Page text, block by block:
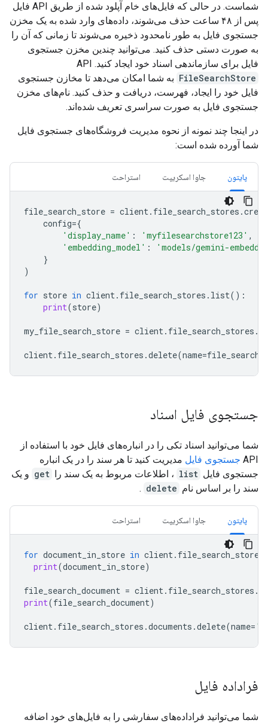
شماست. در حالی که فایل‌های خام آپلود شده از طریق API فایل
پس از ۴۸ ساعت حذف می‌شوند، داده‌های وارد شده به یک مخزن
جستجوی فایل به طور نامحدود ذخیره می‌شوند تا زمانی که آن را
به صورت دستی حذف کنید. می‌توانید چندین مخزن جستجوی
فایل برای سازماندهی اسناد خود ایجاد کنید. API
FileSearchStore به شما امکان می‌دهد تا مخازن جستجوی
فایل خود را ایجاد، فهرست، دریافت و حذف کنید. نام‌های مخزن
جستجوی فایل به صورت سراسری تعریف شده‌اند.
در اینجا چند نمونه از نحوه مدیریت فروشگاه‌های جستجوی فایل
شما آورده شده است:
پایتون جاوا اسکریپت استراحت
file_search_store = client. file_search_stores .
config={
'display_name' : 'myfilesearchstore123' ,
'embedding_model' :
'models/gemini-
}
)
for store in client. file_search_stores . list():
print(store)
my_file_search_store = client. file_search_stores .
client. file_search_stores .delete(name=
جستجوی فایل اسناد
شما می‌توانید اسناد تکی را در انباره‌های فایل خود با استفاده از
API جستجوی فایل مدیریت کنید تا هر سند را در یک انباره
جستجوی فایل list ، اطلاعات مربوط به یک سند را get و یک
سند را بر اساس نام delete
.
پایتون جاوا اسکریپت استراحت
for document_in_store in client. file_search_stores
print(document_in_store)
file_search_document = client. file_search_stores .
print(file_search_document)
client. file_search_stores .documents .delete(name=
فراداده فایل
شما می‌توانید فراداده‌های سفارشی را به فایل‌های خود اضافه